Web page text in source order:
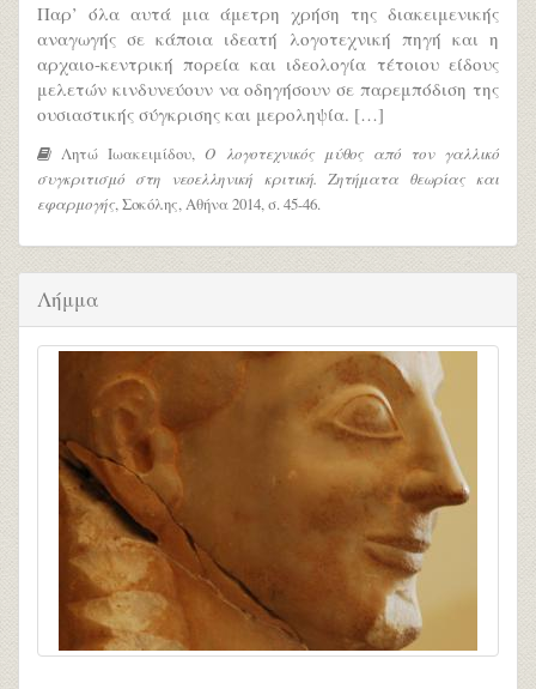
Παρ’ όλα αυτά μια άμετρη χρήση της διακειμενικής
αναγωγής σε κάποια ιδεατή λογοτεχνική πηγή και η
αρχαιο-κεντρική πορεία και ιδεολογία τέτοιου είδους
μελετών κινδυνεύουν να οδηγήσουν σε παρεμπόδιση της
ουσιαστικής σύγκρισης και μεροληψία. […]
Λητώ Ιωακειμίδου,Ο λογοτεχνικός μύθος από τον γαλλικό
συγκριτισμό στη νεοελληνική κριτική. Ζητήματα θεωρίας και
εφαρμογής, Σοκόλης, Αθήνα 2014, σ. 45-46.
Λήμμα